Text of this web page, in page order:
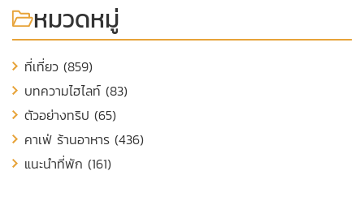
หมวดหมู่
ที่เที่ยว (859)
บทความไฮไลท์ (83)
ตัวอย่างทริป (65)
คาเฟ่ ร้านอาหาร (436)
แนะนำที่พัก (161)